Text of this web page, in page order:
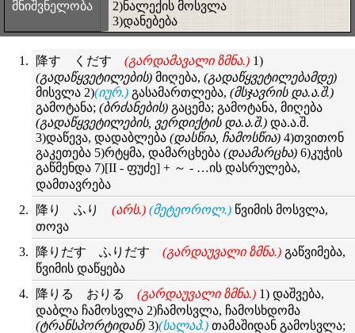
მნიშვნელობა
2)ნალექის მოსვლა
3)დანებება
降す くだす (გარდამავალი ზმნა.) 1)
(გადაწყვეტილების) მიღება, (გადაწყვეტილებამდე)
მისვლა 2)(იურ.) გასამართლება, (მსჯავრის და.ა.შ.)
გამოტანა; (ბრძანების) გაცემა; გამოტანა, მიღება
(გადაწყვეტილების, ვერდიქტის და.ა.შ.) და.ა.შ.
3)დაწევა, დადაბლება (დასწია, ჩამოსწია) 4)თვითონ
გაკეთება 5)რტყმა, დამარცხება (დაამარცხა) 6)კუჭის
გაწმენდა 7)[II - ფუძე] + ～ - …ის დასრულება,
დამთავრება
降り ふり (არს.) (მეტეოროლ.) წვიმის მოსვლა,
თოვა
降りだす ふりだす (გარდაუვალი ზმნა.) გაწვიმება,
წვიმის დაწყება
降りる おりる (გარდაუვალი ზმნა.) 1) დაშვება,
დაბლა ჩამოსვლა 2)ჩამოსვლა, ჩამოსხდომა
(ტრანსპორტიდან) 3)(სალაპ.) თამაშიდან გამოსვლა;